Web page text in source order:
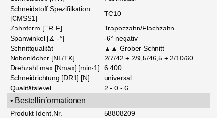
Schneidstoff Spezifilkation
[CMSS1]
TC10
Zahnform [TR-F]
Trapezzahn/Flachzahn
Spanwinkel [∡ -°]
-6° negativ
Schnittqualität
▲▲ Grober Schnitt
Nebenlöcher [NL/TK]
2/7/42 + 2/9,5/46,5 + 2/10/60
Drehzahl max [Nmax] [min-1]
6.400
Schneidrichtung [DR1] [N]
universal
Qualitätslevel
2 - 0 - 6
• Bestellinformationen
Produkt Ident.Nr.
58808209